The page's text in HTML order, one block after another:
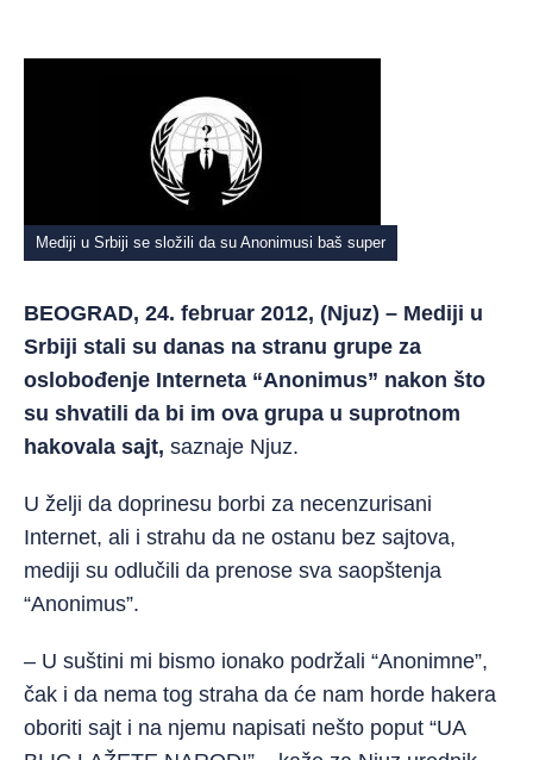
Mediji u Srbiji se složili da su Anonimusi baš super
BEOGRAD, 24. februar 2012, (Njuz) – Mediji u
Srbiji stali su danas na stranu grupe za
oslobođenje Interneta “Anonimus” nakon što
su shvatili da bi im ova grupa u suprotnom
hakovala sajt, saznaje Njuz.
U želji da doprinesu borbi za necenzurisani
Internet, ali i strahu da ne ostanu bez sajtova,
mediji su odlučili da prenose sva saopštenja
“Anonimus”.
– U suštini mi bismo ionako podržali “Anonimne”,
čak i da nema tog straha da će nam horde hakera
oboriti sajt i na njemu napisati nešto poput “UA